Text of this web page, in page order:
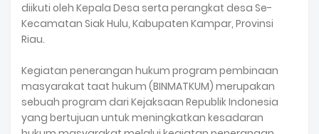
diikuti oleh Kepala Desa serta perangkat desa Se-
Kecamatan Siak Hulu, Kabupaten Kampar, Provinsi
Riau.
Kegiatan penerangan hukum program pembinaan
masyarakat taat hukum (BINMATKUM) merupakan
sebuah program dari Kejaksaan Republik Indonesia
yang bertujuan untuk meningkatkan kesadaran